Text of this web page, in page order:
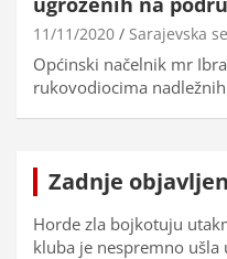
11/11/2020 Sarajevska
Općinski načelnik mr
rukovodiocima
Zadnje
Horde zla bojkotuju
kluba je nespremno ušla